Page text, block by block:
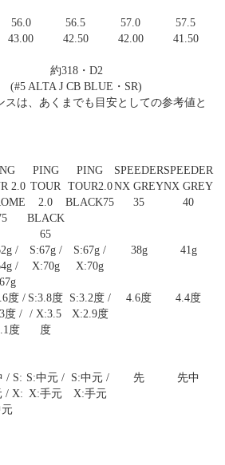
56.0 56.5 57.0
57.5
43.00 42.50 42.00 41.50
約318・D2
(#5 ALTA J CB BLUE・SR)
は、あくまでも目安としての参考値と
2.0
PING
TOUR
2.0
BLACK
65
PING
TOUR2.0
BLACK75
SPEEDER
NX GREY
35
SPEEDER
NX GREY
40
/
/
S:67g /
X:70g
S:67g /
X:70g
38g 41g
度 /
度 /
度
S:3.8度
/ X:3.5
度
S:3.2度 /
X:2.9度
4.6度 4.4度
/ S:
/ X:
S:中元 /
X:手元
S:中元 /
X:手元
先 先中